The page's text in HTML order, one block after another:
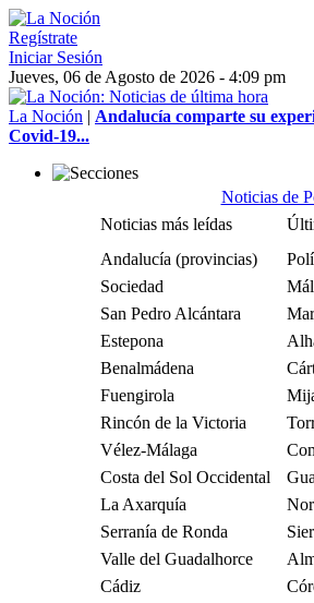
Regístrate
Iniciar Sesión
Jueves, 06 de Agosto de 2026 - 4:09 pm
La Noción | Andalucía comparte su
Covid-19...
Noticias de
Noticias más leídas
Andalucía (provincias)
Sociedad
San Pedro Alcántara
Estepona
Benalmádena
Fuengirola
Rincón de la Victoria
Vélez-Málaga
Costa del Sol Occidental
La Axarquía
Serranía de Ronda
Valle del Guadalhorce
Cádiz